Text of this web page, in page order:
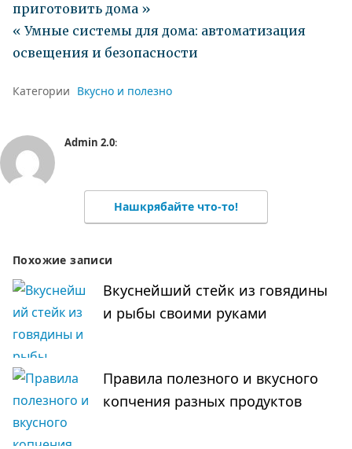
приготовить дома »
« Умные системы для дома: автоматизация
освещения и безопасности
Категории Вкусно и полезно
Admin 2.0:
Нашкрябайте что-то!
Похожие записи
Вкуснейший стейк из говядины
и рыбы своими руками
Правила полезного и вкусного
копчения разных продуктов